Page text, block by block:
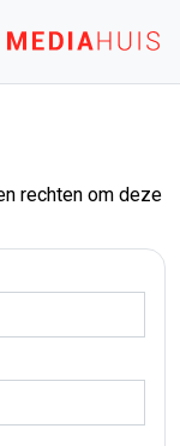
rechten om deze